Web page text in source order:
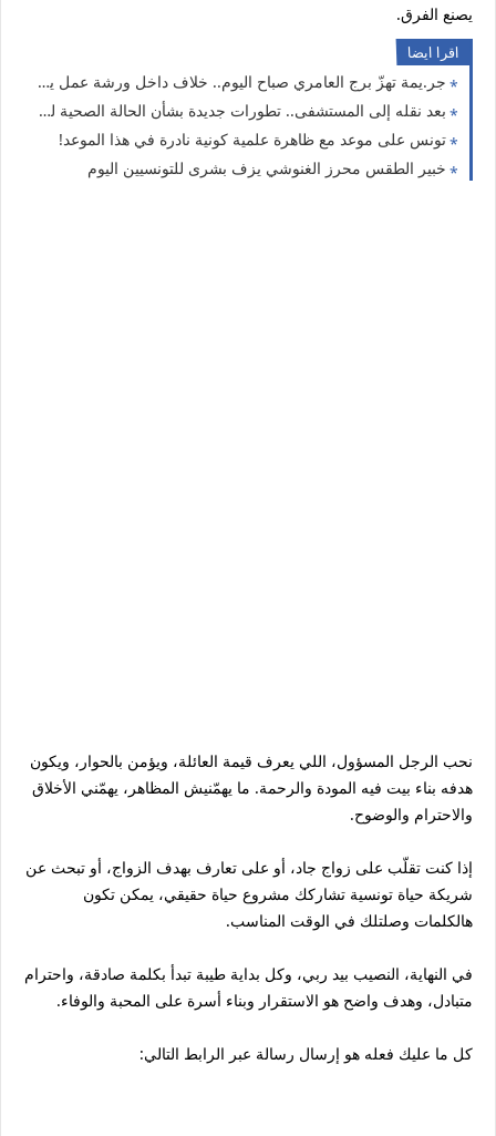
يصنع الفرق.
اقرا ايضا
جر.يمة تهزّ برج العامري صباح اليوم.. خلاف داخل ورشة عمل ينتهي بمأساة وهذه أولى التفاصيل
بعد نقله إلى المستشفى.. تطورات جديدة بشأن الحالة الصحية لراشد الغنوشي.. وهذه آخر المستجدات
تونس على موعد مع ظاهرة علمية كونية نادرة في هذا الموعد!
خبير الطقس محرز الغنوشي يزف بشرى للتونسيين اليوم
نحب الرجل المسؤول، اللي يعرف قيمة العائلة، ويؤمن بالحوار، ويكون
هدفه بناء بيت فيه المودة والرحمة. ما يهمّنيش المظاهر، يهمّني الأخلاق
والاحترام والوضوح.
إذا كنت تقلّب على زواج جاد، أو على تعارف بهدف الزواج، أو تبحث عن
شريكة حياة تونسية تشاركك مشروع حياة حقيقي، يمكن تكون
هالكلمات وصلتلك في الوقت المناسب.
في النهاية، النصيب بيد ربي، وكل بداية طيبة تبدأ بكلمة صادقة، واحترام
متبادل، وهدف واضح هو الاستقرار وبناء أسرة على المحبة والوفاء.
كل ما عليك فعله هو إرسال رسالة عبر الرابط التالي: